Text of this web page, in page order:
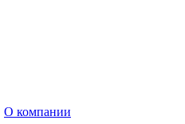
О компании